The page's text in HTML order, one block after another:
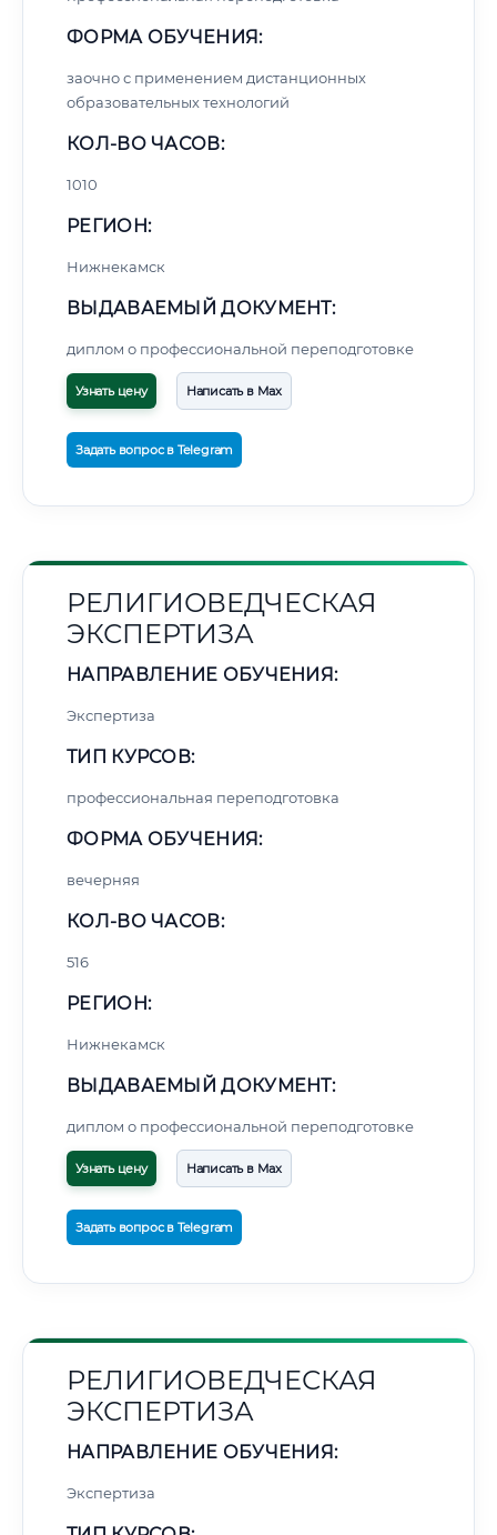
ФОРМА ОБУЧЕНИЯ:
заочно с применением дистанционных
образовательных технологий
КОЛ-ВО ЧАСОВ:
1010
РЕГИОН:
Нижнекамск
ВЫДАВАЕМЫЙ ДОКУМЕНТ:
диплом о профессиональной переподготовке
Узнать цену Написать в Max
Задать вопрос в Telegram
РЕЛИГИОВЕДЧЕСКАЯ
ЭКСПЕРТИЗА
НАПРАВЛЕНИЕ ОБУЧЕНИЯ:
Экспертиза
ТИП КУРСОВ:
профессиональная переподготовка
ФОРМА ОБУЧЕНИЯ:
вечерняя
КОЛ-ВО ЧАСОВ:
516
РЕГИОН:
Нижнекамск
ВЫДАВАЕМЫЙ ДОКУМЕНТ:
диплом о профессиональной переподготовке
Узнать цену Написать в Max
Задать вопрос в Telegram
РЕЛИГИОВЕДЧЕСКАЯ
ЭКСПЕРТИЗА
НАПРАВЛЕНИЕ ОБУЧЕНИЯ:
Экспертиза